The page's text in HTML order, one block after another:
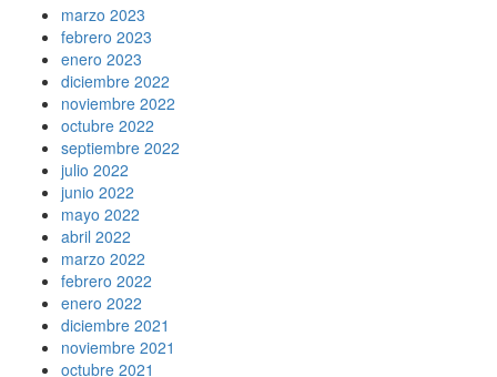
marzo 2023
febrero 2023
enero 2023
diciembre 2022
noviembre 2022
octubre 2022
septiembre 2022
julio 2022
junio 2022
mayo 2022
abril 2022
marzo 2022
febrero 2022
enero 2022
diciembre 2021
noviembre 2021
octubre 2021